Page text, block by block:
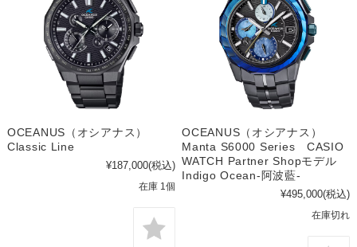
OCEANUS（オシアナス）
Classic Line
¥187,000(税込)
在庫 1個
OCEANUS（オシアナス）
Manta S6000 Series CASIO
WATCH Partner Shopモデル
Indigo Ocean-阿波藍-
¥495,000(税込)
在庫切れ